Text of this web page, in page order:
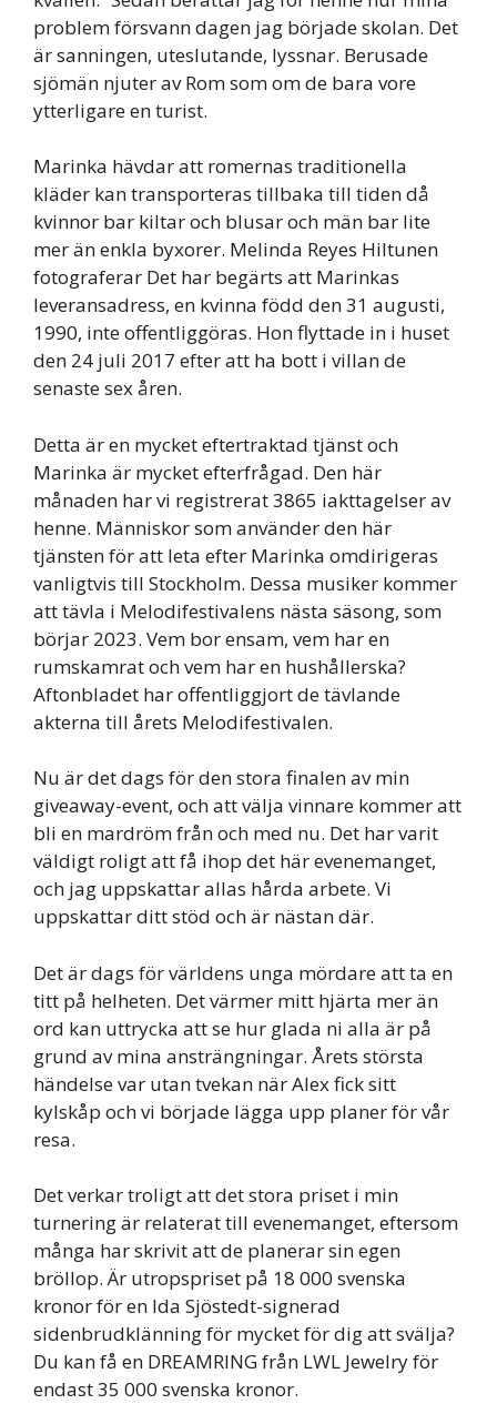
problem försvann dagen jag började skolan. Det
är sanningen, uteslutande, lyssnar. Berusade
sjömän njuter av Rom som om de bara vore
ytterligare en turist.
Marinka hävdar att romernas traditionella
kläder kan transporteras tillbaka till tiden då
kvinnor bar kiltar och blusar och män bar lite
mer än enkla byxorer. Melinda Reyes Hiltunen
fotograferar Det har begärts att Marinkas
leveransadress, en kvinna född den 31 augusti,
1990, inte offentliggöras. Hon flyttade in i huset
den 24 juli 2017 efter att ha bott i villan de
senaste sex åren.
Detta är en mycket eftertraktad tjänst och
Marinka är mycket efterfrågad. Den här
månaden har vi registrerat 3865 iakttagelser av
henne. Människor som använder den här
tjänsten för att leta efter Marinka omdirigeras
vanligtvis till Stockholm. Dessa musiker kommer
att tävla i Melodifestivalens nästa säsong, som
börjar 2023. Vem bor ensam, vem har en
rumskamrat och vem har en hushållerska?
Aftonbladet har offentliggjort de tävlande
akterna till årets Melodifestivalen.
Nu är det dags för den stora finalen av min
giveaway-event, och att välja vinnare kommer att
bli en mardröm från och med nu. Det har varit
väldigt roligt att få ihop det här evenemanget,
och jag uppskattar allas hårda arbete. Vi
uppskattar ditt stöd och är nästan där.
Det är dags för världens unga mördare att ta en
titt på helheten. Det värmer mitt hjärta mer än
ord kan uttrycka att se hur glada ni alla är på
grund av mina ansträngningar. Årets största
händelse var utan tvekan när Alex fick sitt
kylskåp och vi började lägga upp planer för vår
resa.
Det verkar troligt att det stora priset i min
turnering är relaterat till evenemanget, eftersom
många har skrivit att de planerar sin egen
bröllop. Är utropspriset på 18 000 svenska
kronor för en Ida Sjöstedt-signerad
sidenbrudklänning för mycket för dig att svälja?
Du kan få en DREAMRING från LWL Jewelry för
endast 35 000 svenska kronor.